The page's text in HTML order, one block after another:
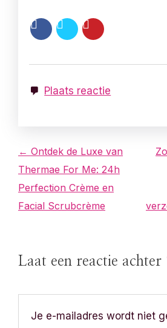
Plaats reactie
B
e
r
c
← Ontdek de Luxe van
Thermae For Me: 24h
Perfection Crème en
Facial Scrubcrème
Laat een reactie
Je e-mailadres wordt niet